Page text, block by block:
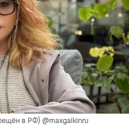
в РФ) @maxgalkinru